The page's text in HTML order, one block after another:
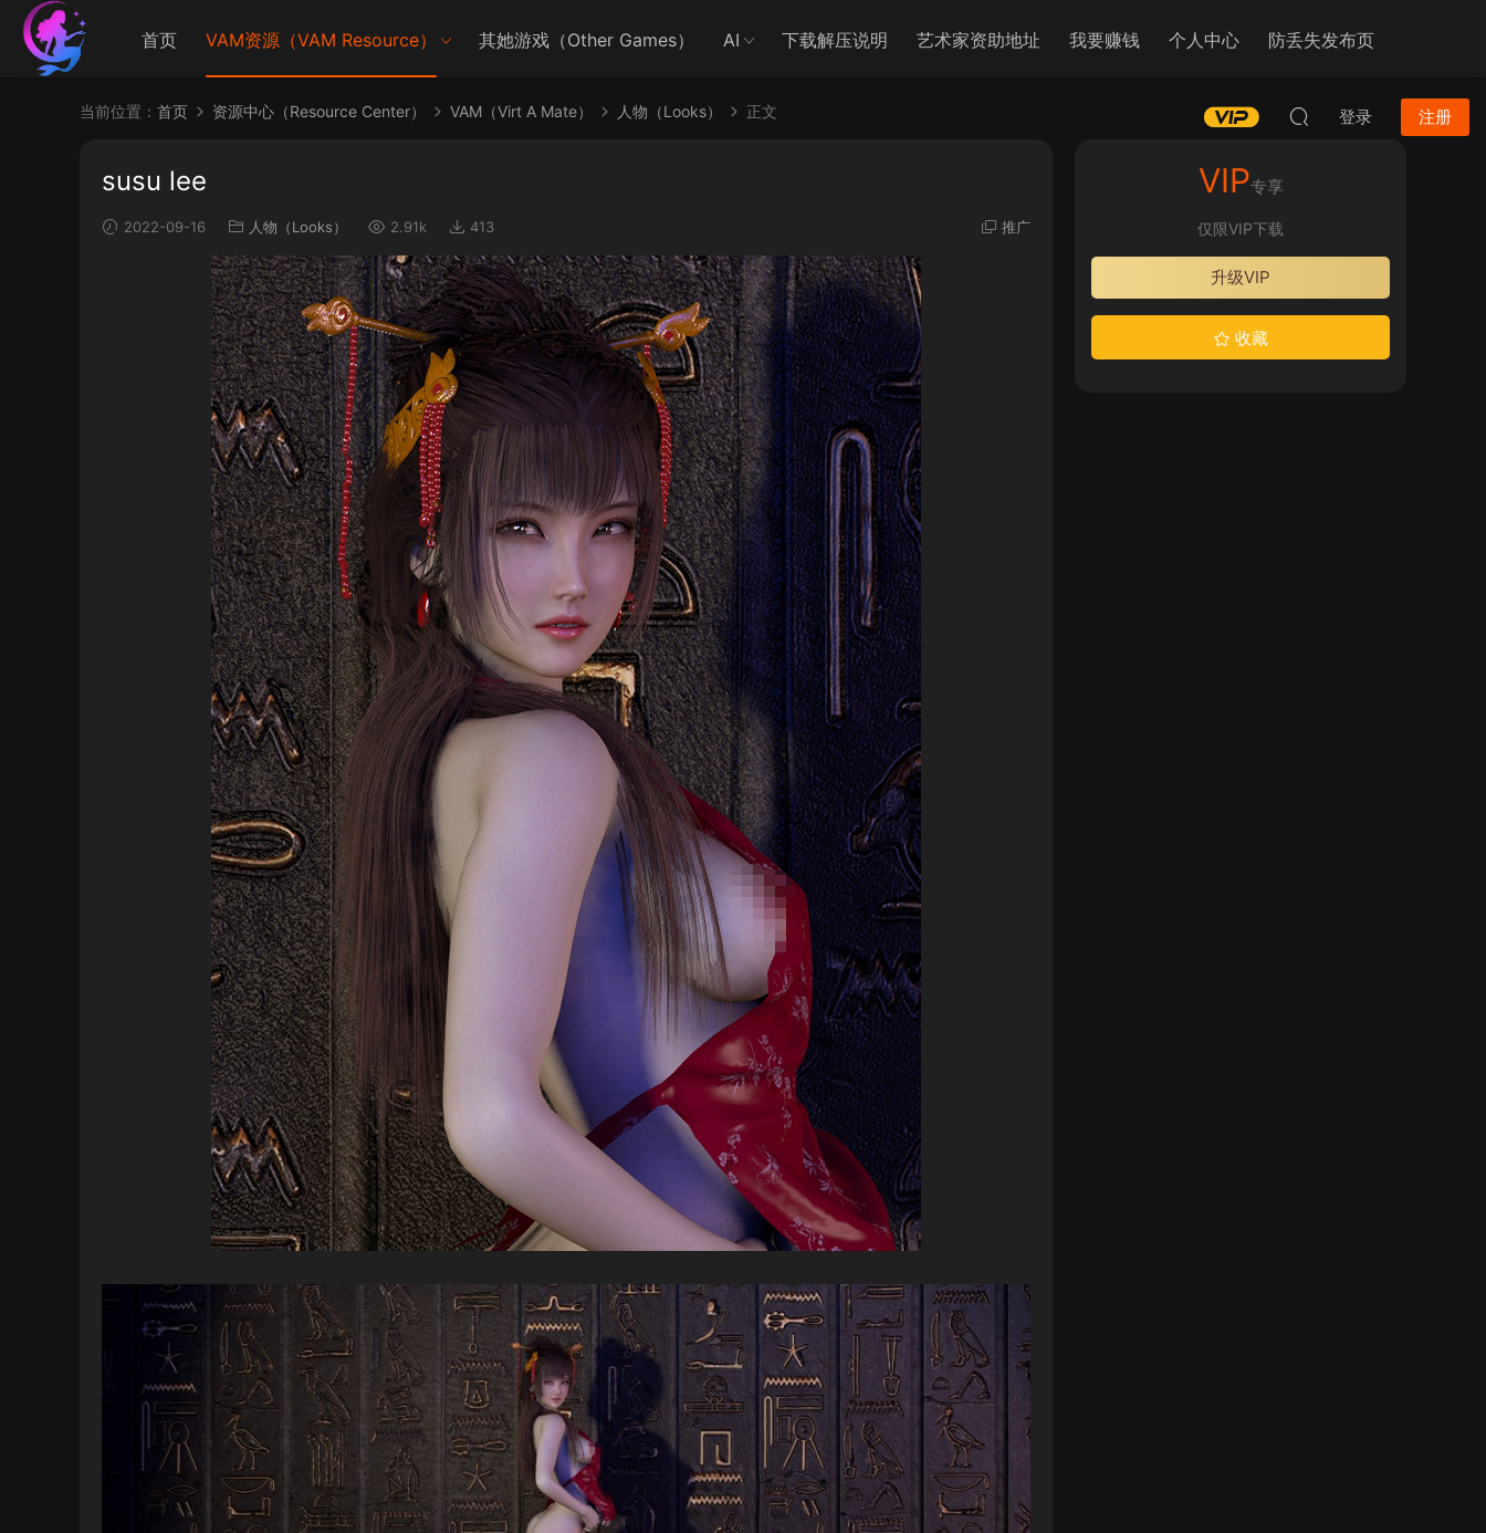
首页 VAM资源（VAM Resource） 其她游戏（Other Games） AI 下载解压说明 艺术家资助地址 我要赚钱 个人中心 防丢失发布页
登录 注册
当前位置： 首页 资源中心（Resource Center） VAM（Virt A Mate） 人物（Looks） 正文
susu lee
2022-09-16 人物（Looks） 2.91k 413 推广
VIP专享
仅限VIP下载
升级VIP
收藏